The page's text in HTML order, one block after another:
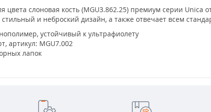
цвета слоновая кость (MGU3.862.25) премиум серии Unica
и неброский дизайн, а также отвечает всем
устойчивый к ультрафиолету
артикул: MGU7.002
лапок